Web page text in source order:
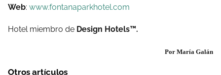
Web: www.fontanaparkhotel.com
Hotel miembro de Design Hotels™.
Por María Galán
Otros artículos